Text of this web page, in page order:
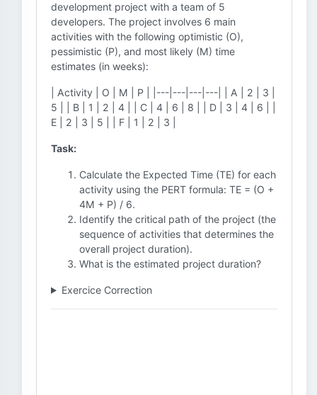
development project with a team of 5
developers. The project involves 6 main
activities with the following optimistic (O),
pessimistic (P), and most likely (M) time
estimates (in weeks):
| Activity | O | M | P | |---|---|---|---| | A | 2 | 3 |
5 | | B | 1 | 2 | 4 | | C | 4 | 6 | 8 | | D | 3 | 4 | 6 | |
E | 2 | 3 | 5 | | F | 1 | 2 | 3 |
Task:
Calculate the Expected Time (TE) for each
activity using the PERT formula: TE = (O +
4M + P) / 6.
Identify the critical path of the project (the
sequence of activities that determines the
overall project duration).
What is the estimated project duration?
Exercice Correction